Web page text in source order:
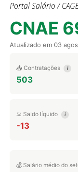
Portal Salário /
CNAE
Atualizado em 03
📥 Contratações i
503
⚖️ Saldo líquido i
-13
💰 Salário médio do